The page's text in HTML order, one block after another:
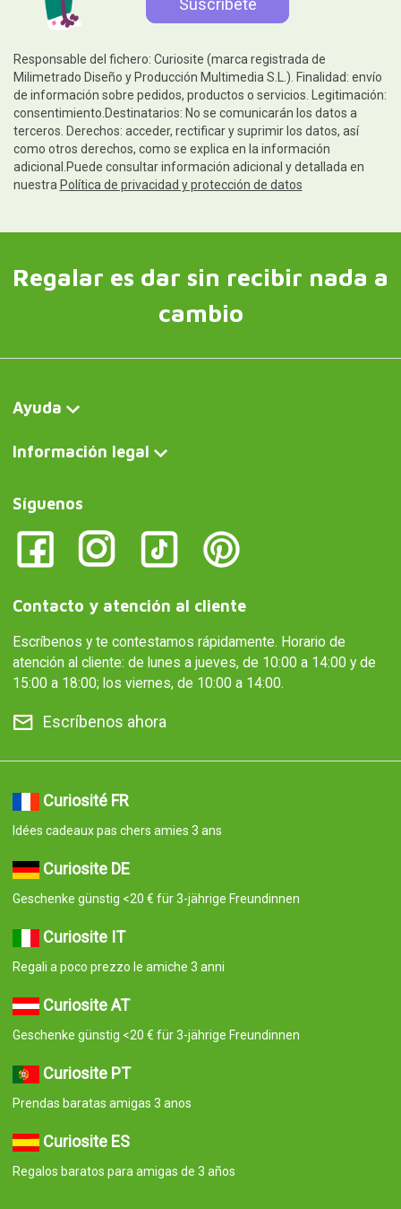
Responsable del fichero: Curiosite (marca registrada de
Milimetrado Diseño y Producción Multimedia S.L.). Finalidad: envío
de información sobre pedidos, productos o servicios. Legitimación:
consentimiento.Destinatarios: No se comunicarán los datos a
terceros. Derechos: acceder, rectificar y suprimir los datos, así
como otros derechos, como se explica en la información
adicional.Puede consultar información adicional y detallada en
nuestra Política de privacidad y protección de datos
Regalar es dar sin recibir nada a
cambio
Ayuda
Información legal
Síguenos
Contacto y atención al cliente
Escríbenos y te contestamos rápidamente. Horario de
atención al cliente: de lunes a jueves, de 10:00 a 14:00 y de
15:00 a 18:00; los viernes, de 10:00 a 14:00.
Escríbenos ahora
Curiosité FR
Idées cadeaux pas chers amies 3 ans
Curiosite DE
Geschenke günstig <20 € für 3-jährige Freundinnen
Curiosite IT
Regali a poco prezzo le amiche 3 anni
Curiosite AT
Geschenke günstig <20 € für 3-jährige Freundinnen
Curiosite PT
Prendas baratas amigas 3 anos
Curiosite ES
Regalos baratos para amigas de 3 años